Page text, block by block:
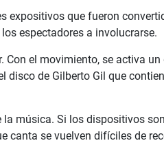
expositivos que fueron
espectadores a involucrarse.
Con el movimiento, se activa
disco de Gilberto Gil que
música. Si los dispositivos
canta se vuelven difíciles de